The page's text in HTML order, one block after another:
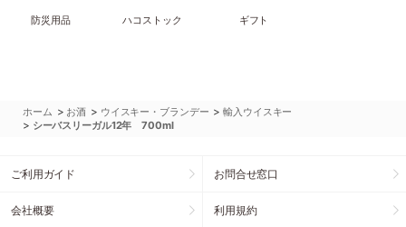
防災用品 ハコストック ギフト
ホーム > お酒 > ウイスキー・ブランデー >輸入ウイスキー
> シーバスリーガル12年 700ml
ご利用ガイド お問合せ窓口
会社概要 利用規約